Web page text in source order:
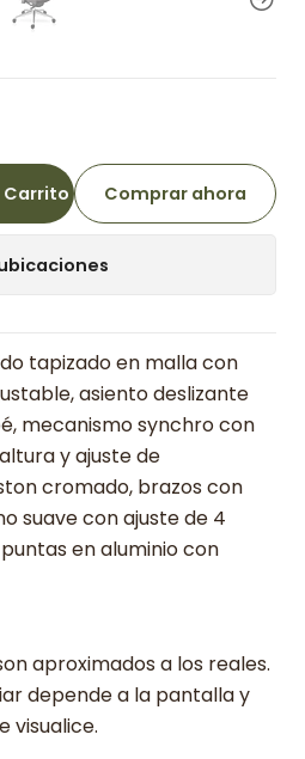
Carrito Comprar ahora
tapizado en malla con
asiento deslizante
mecanismo synchro con
y ajuste de
cromado, brazos con
suave con ajuste de 4
en aluminio con
aproximados a los reales.
depende a la pantalla y
visualice.